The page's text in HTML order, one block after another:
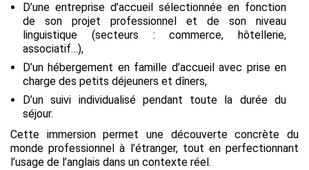
D’une entreprise d’accueil sélectionnée en fonction
de son projet professionnel et de son niveau
linguistique (secteurs : commerce, hôtellerie,
associatif…),
D’un hébergement en famille d’accueil avec prise en
charge des petits déjeuners et dîners,
D’un suivi individualisé pendant toute la durée du
séjour.
Cette immersion permet une découverte concrète du
monde professionnel à l’étranger, tout en perfectionnant
l’usage de l’anglais dans un contexte réel.